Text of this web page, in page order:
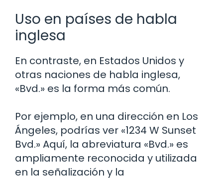
Uso en países de habla
inglesa
En contraste, en Estados Unidos y
otras naciones de habla inglesa,
«Bvd.» es la forma más común.
Por ejemplo, en una dirección en Los
Ángeles, podrías ver «1234 W Sunset
Bvd.» Aquí, la abreviatura «Bvd.» es
ampliamente reconocida y utilizada
en la señalización y la